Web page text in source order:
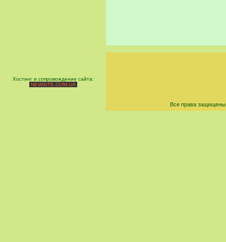
Хостинг и сопровождение сайта:
NEWSITE.COM.UA
Все права